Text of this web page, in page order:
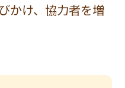
かけ、協力者を増